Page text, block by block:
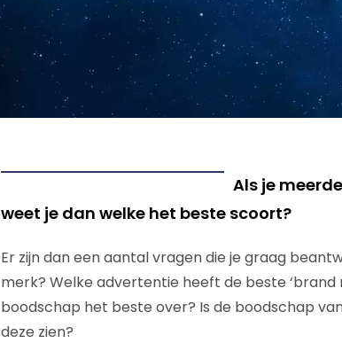
Als je
weet je dan welke het beste scoort?
Er zijn dan een aantal vragen die je graag
merk? Welke advertentie heeft de beste
boodschap het beste over? Is de boodschap
deze zien?